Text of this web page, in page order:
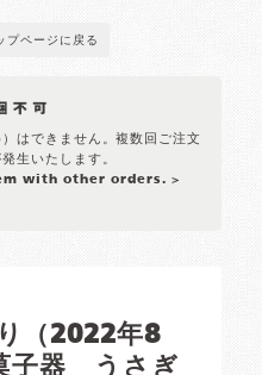
プページに戻る
はできません。複数回ご注文
生いたします。
with other orders. >
（2022年8
子器 うさぎ